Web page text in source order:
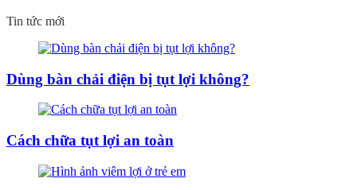
Tin tức mới
Dùng bàn chải điện bị tụt lợi không?
Cách chữa tụt lợi an toàn